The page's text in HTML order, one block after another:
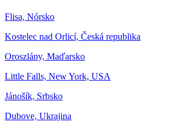
Flisa, Nórsko
Kostelec nad Orlicí, Česká republika
Oroszlány, Maďarsko
Little Falls, New York, USA
Jánošík, Srbsko
Dubove, Ukrajina